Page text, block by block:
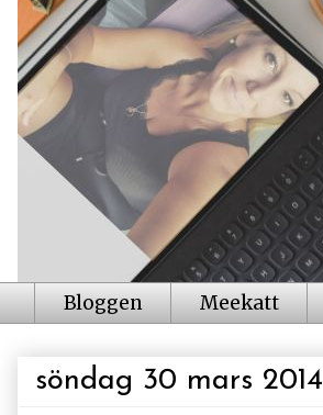
Bloggen Meekatt
söndag 30 mars 2014